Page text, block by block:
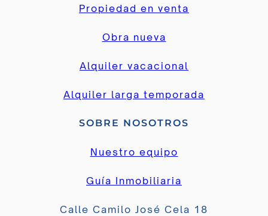
Propiedad en venta
Obra nueva
Alquiler vacacional
Alquiler larga temporada
SOBRE NOSOTROS
Nuestro equipo
Guía Inmobiliaria
Calle Camilo José Cela 18